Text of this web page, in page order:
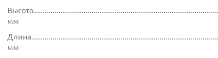
мм
мм